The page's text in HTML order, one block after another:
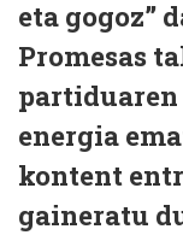
eta gogoz”
Promesas
partiduaren
energia
kontent
gaineratu